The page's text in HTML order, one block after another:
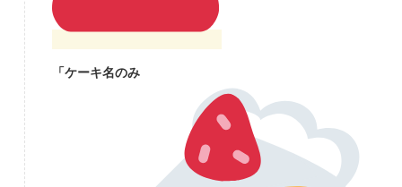
「ケーキ名のみ